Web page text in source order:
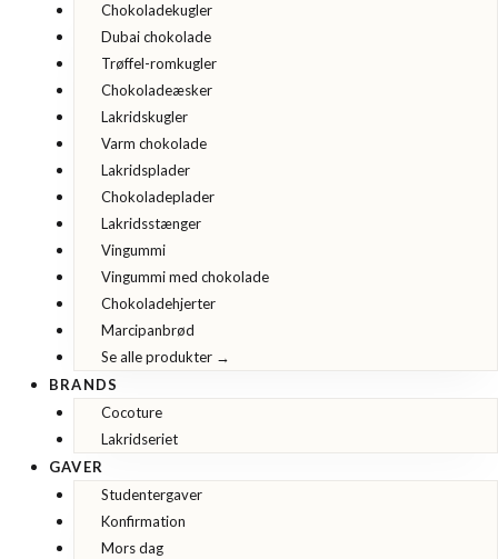
Chokoladekugler
Dubai chokolade
Trøffel-romkugler
Chokoladeæsker
Lakridskugler
Varm chokolade
Lakridsplader
Chokoladeplader
Lakridsstænger
Vingummi
Vingummi med chokolade
Chokoladehjerter
Marcipanbrød
Se alle produkter →
BRANDS
Cocoture
Lakridseriet
GAVER
Studentergaver
Konfirmation
Mors dag